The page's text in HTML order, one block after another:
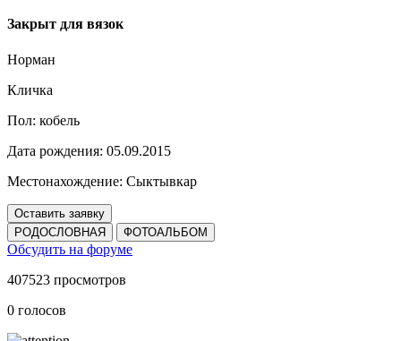
Закрыт для вязок
Норман
Кличка
Пол: кобель
Дата рождения: 05.09.2015
Местонахождение: Сыктывкар
Оставить заявку
РОДОСЛОВНАЯ
ФОТОАЛЬБОМ
Обсудить на форуме
407523 просмотров
0 голосов